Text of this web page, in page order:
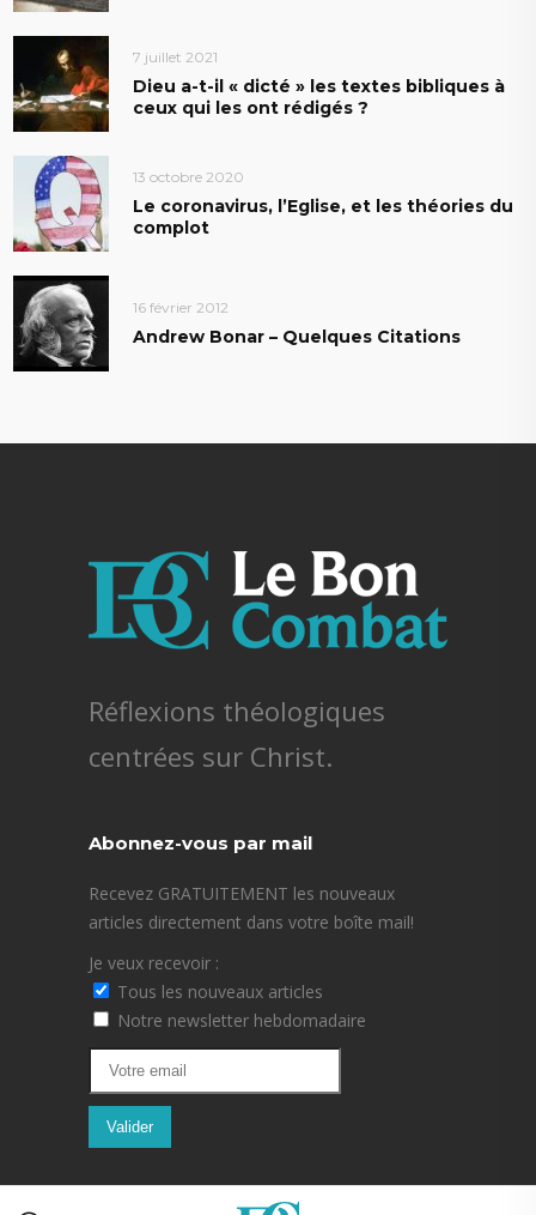
7 juillet 2021
Dieu a-t-il « dicté » les textes bibliques à
ceux qui les ont rédigés ?
13 octobre 2020
Le coronavirus, l’Eglise, et les théories du
complot
16 février 2012
Andrew Bonar – Quelques Citations
Réflexions théologiques
centrées sur Christ.
Abonnez-vous par mail
Recevez GRATUITEMENT les nouveaux
articles directement dans votre boîte mail!
Je veux recevoir :
Tous les nouveaux articles
Notre newsletter hebdomadaire